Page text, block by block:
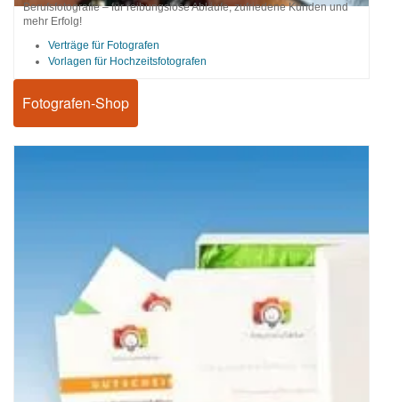
Berufsfotografie – für reibungslose Abläufe, zufriedene Kunden und
mehr Erfolg!
Verträge für Fotografen
Vorlagen für Hochzeitsfotografen
Fotografen-Shop